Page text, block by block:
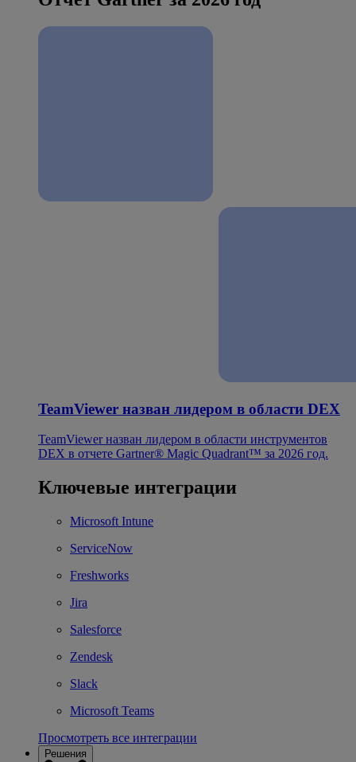
TeamViewer назван лидером в области DEX
TeamViewer назван лидером в области инструментов
DEX в отчете Gartner® Magic Quadrant™ за 2026 год.
Ключевые интеграции
Microsoft Intune
ServiceNow
Freshworks
Jira
Salesforce
Zendesk
Slack
Microsoft Teams
Просмотреть все интеграции
Решения